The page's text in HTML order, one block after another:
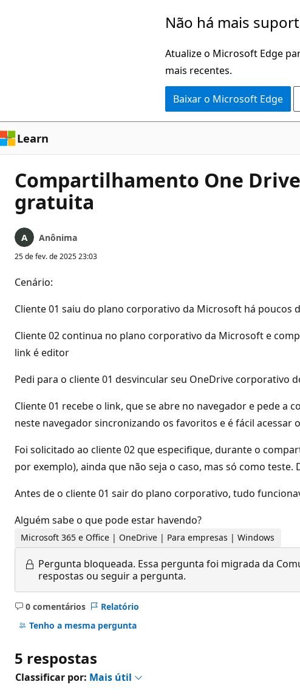
Não há mais
Atualize o Microsoft Edge
mais recentes.
Baixar o Microsoft Edge
Learn
Compartilhamento One
gratuita
Anônima
25 de fev. de 2025 23:03
Cenário:
Cliente 01 saiu do plano corporativo da Microsoft há
Cliente 02 continua no plano corporativo da Microsoft e
link é editor
Pedi para o cliente 01 desvincular seu OneDrive corporativo
Cliente 01 recebe o link, que se abre no navegador e pede
neste navegador sincronizando os favoritos e é fácil
Foi solicitado ao cliente 02 que especifique, durante o
por exemplo), ainda que não seja o caso, mas só como teste.
Antes de o cliente 01 sair do plano corporativo, tudo
Alguém sabe o que pode estar havendo?
Microsoft 365 e Office | OneDrive | Para empresas | Windows
Pergunta bloqueada. Essa pergunta foi migrada da
respostas ou seguir a pergunta.
0 comentários
Sem
comentários
Relatório
Tenho a mesma pergunta
5 respostas
Classificar por: Mais útil